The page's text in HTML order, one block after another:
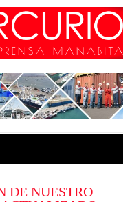
DE NUESTRO